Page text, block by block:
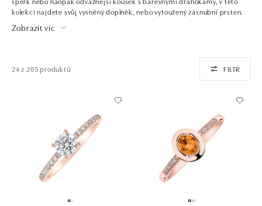
kolekci najdete svůj vysněný doplněk, nebo vytoužený zásnubní prsten.
Zobrazit víc
24 z 205 produktů FILTR